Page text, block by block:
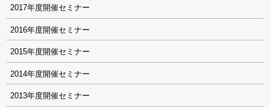
2017
2016
2015
2014
2013